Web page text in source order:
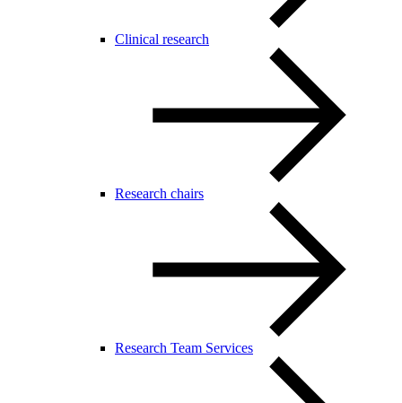
Clinical research
Research chairs
Research Team Services